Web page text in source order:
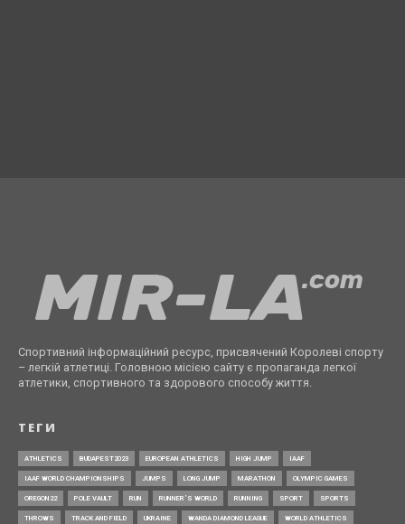
Спортивний інформаційний ресурс, присвячений Королеві спорту
– легкій атлетиці. Головною місією сайту є пропаганда легкої
атлетики, спортивного та здорового способу життя.
ТЕГИ
ATHLETICS BUDAPEST2023 EUROPEAN ATHLETICS HIGH JUMP IAAF
IAAF WORLD CHAMPIONSHIPS JUMPS LONG JUMP MARATHON OLYMPIC GAMES
OREGON22 POLE VAULT RUN RUNNER’S WORLD RUNNING SPORT SPORTS
THROWS TRACK AND FIELD UKRAINE WANDA DIAMOND LEAGUE WORLD ATHLETICS